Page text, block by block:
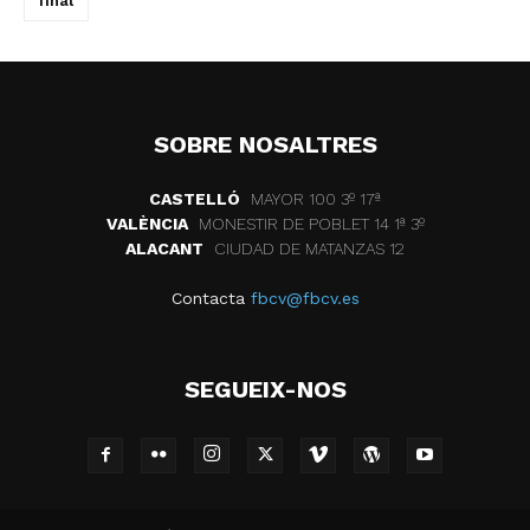
SOBRE NOSALTRES
CASTELLÓ
MAYOR 100 3º 17ª
VALÈNCIA
MONESTIR DE POBLET 14 1ª 3º
ALACANT
CIUDAD DE MATANZAS 12
Contacta fbcv@fbcv.es
SEGUEIX-NOS